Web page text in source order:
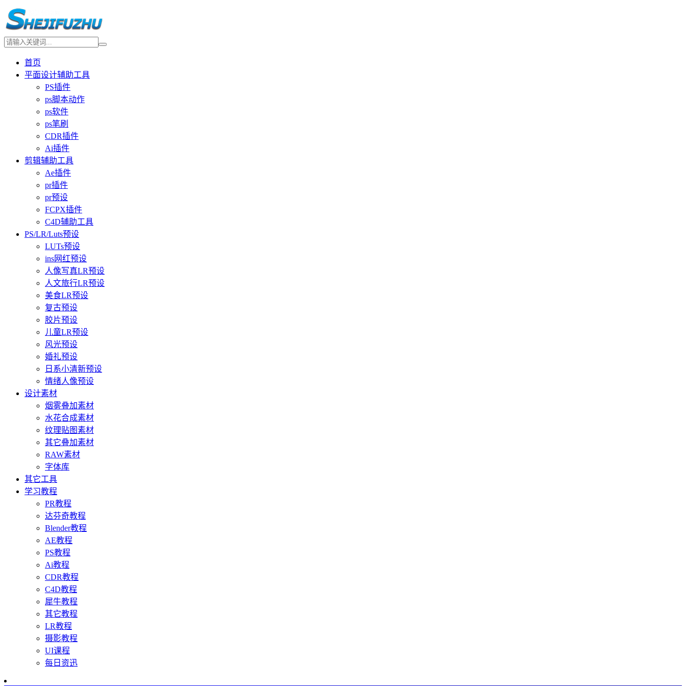
首页
平面设计辅助工具
PS插件
ps脚本动作
ps软件
ps笔刷
CDR插件
Ai插件
剪辑辅助工具
Ae插件
pr插件
pr预设
FCPX插件
C4D辅助工具
PS/LR/Luts预设
LUTs预设
ins网红预设
人像写真LR预设
人文旅行LR预设
美食LR预设
复古预设
胶片预设
儿童LR预设
风光预设
婚礼预设
日系小清新预设
情绪人像预设
设计素材
烟雾叠加素材
水花合成素材
纹理贴图素材
其它叠加素材
RAW素材
字体库
其它工具
学习教程
PR教程
达芬奇教程
Blender教程
AE教程
PS教程
Ai教程
CDR教程
C4D教程
犀牛教程
其它教程
LR教程
摄影教程
UI课程
每日资迅